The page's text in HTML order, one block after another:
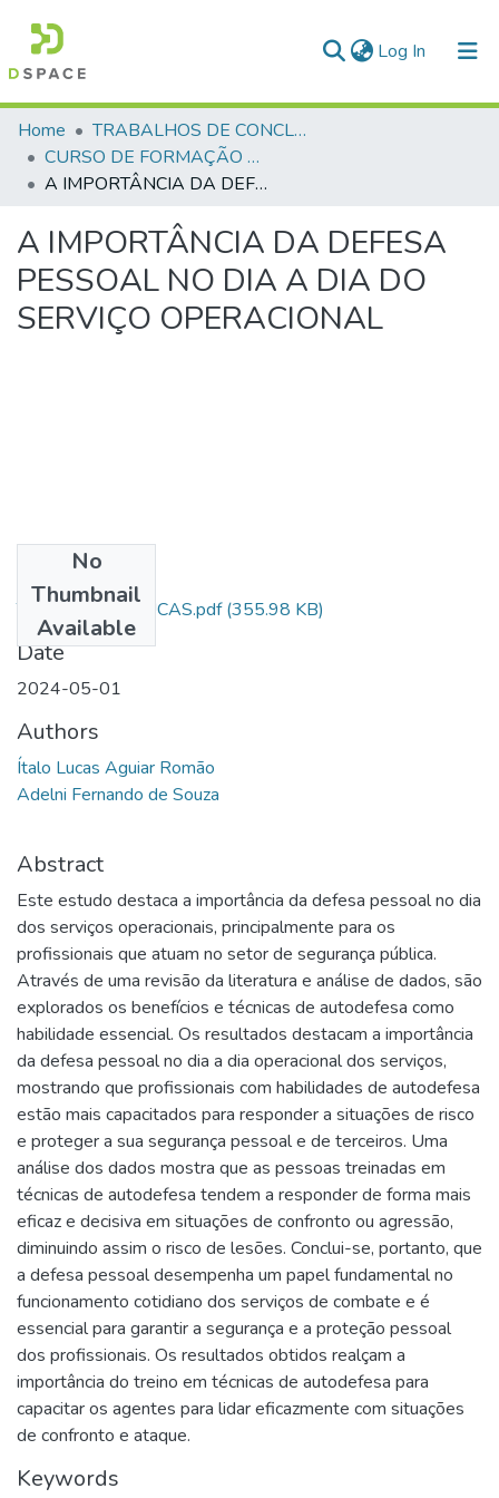
Log In (current)
Communities & Collections
All of DSpace
Home
TRABALHOS DE CONCLUSÃO DE CURSO - CFP (CURSO DE FORMAÇÃO DE PRAÇAS)
CURSO DE FORMAÇÃO DE PRAÇAS - CFP - 2024
A IMPORTÂNCIA DA DEFESA PESSOAL NO DIA A DIA DO SERVIÇO OPERACIONAL
A IMPORTÂNCIA DA DEFESA
PESSOAL NO DIA A DIA DO
SERVIÇO OPERACIONAL
No
Thumbnail
Available
TCC AL ITALO LUCAS.pdf(355.98 KB)
Date
2024-05-01
Authors
Ítalo Lucas Aguiar Romão
Adelni Fernando de Souza
Abstract
Este estudo destaca a importância da defesa pessoal no dia
dos serviços operacionais, principalmente para os
profissionais que atuam no setor de segurança pública.
Através de uma revisão da literatura e análise de dados, são
explorados os benefícios e técnicas de autodefesa como
habilidade essencial. Os resultados destacam a importância
da defesa pessoal no dia a dia operacional dos serviços,
mostrando que profissionais com habilidades de autodefesa
estão mais capacitados para responder a situações de risco
e proteger a sua segurança pessoal e de terceiros. Uma
análise dos dados mostra que as pessoas treinadas em
técnicas de autodefesa tendem a responder de forma mais
eficaz e decisiva em situações de confronto ou agressão,
diminuindo assim o risco de lesões. Conclui-se, portanto, que
a defesa pessoal desempenha um papel fundamental no
funcionamento cotidiano dos serviços de combate e é
essencial para garantir a segurança e a proteção pessoal
dos profissionais. Os resultados obtidos realçam a
importância do treino em técnicas de autodefesa para
capacitar os agentes para lidar eficazmente com situações
de confronto e ataque.
Keywords